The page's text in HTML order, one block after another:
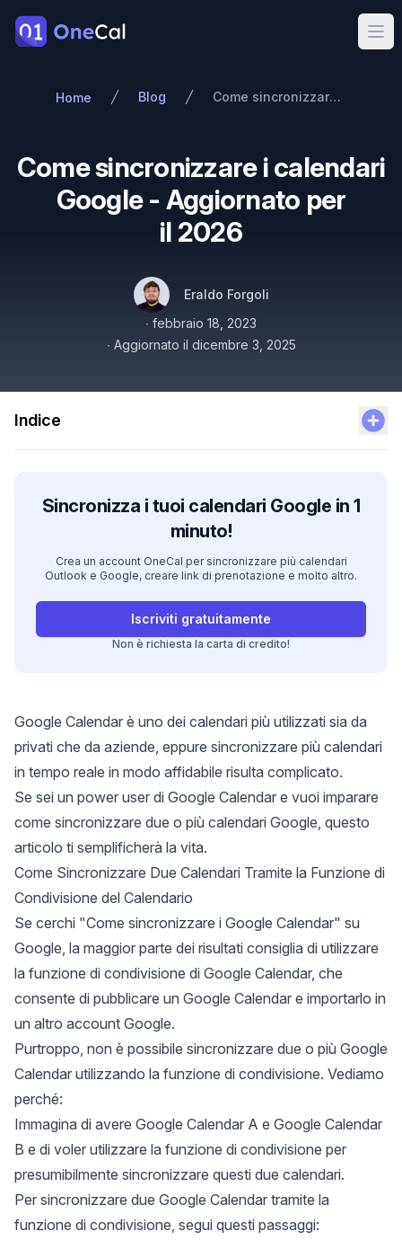
OneCal
Home Blog Come sincronizzare i calendari Google - Aggiornato per il 2026
Come sincronizzare i calendari
Google - Aggiornato per
il 2026
Autori
Nome
Twitter
Eraldo Forgoli
Pubblicato il
∙ febbraio 18, 2023
∙ Aggiornato il dicembre 3, 2025
Indice
Sincronizza i tuoi calendari Google in 1
minuto!
Crea un account OneCal per sincronizzare più calendari
Outlook e Google, creare link di prenotazione e molto altro.
Iscriviti gratuitamente
Non è richiesta la carta di credito!
Google Calendar è uno dei calendari più utilizzati sia da
privati che da aziende, eppure sincronizzare più calendari
in tempo reale in modo affidabile risulta complicato.
Se sei un power user di Google Calendar e vuoi imparare
come sincronizzare due o più calendari Google, questo
articolo ti semplificherà la vita.
Come Sincronizzare Due Calendari Tramite la Funzione di
Condivisione del Calendario
Se cerchi "Come sincronizzare i Google Calendar" su
Google, la maggior parte dei risultati consiglia di utilizzare
la funzione di condivisione di Google Calendar, che
consente di pubblicare un Google Calendar e importarlo in
un altro account Google.
Purtroppo, non è possibile sincronizzare due o più Google
Calendar utilizzando la funzione di condivisione. Vediamo
perché:
Immagina di avere Google Calendar A e Google Calendar
B e di voler utilizzare la funzione di condivisione per
presumibilmente sincronizzare questi due calendari.
Per sincronizzare due Google Calendar tramite la
funzione di condivisione, segui questi passaggi: